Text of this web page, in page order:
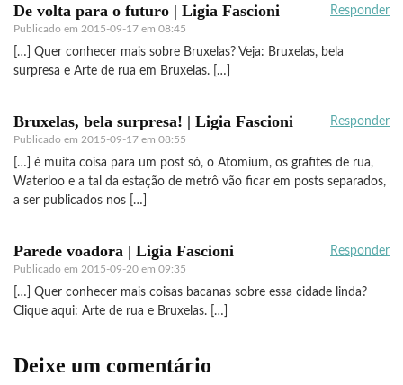
De volta para o futuro | Ligia Fascioni
Publicado em 2015-09-17 em 08:45
Responder
[…] Quer conhecer mais sobre Bruxelas? Veja: Bruxelas, bela
surpresa e Arte de rua em Bruxelas. […]
Bruxelas, bela surpresa! | Ligia Fascioni
Publicado em 2015-09-17 em 08:55
Responder
[…] é muita coisa para um post só, o Atomium, os grafites de rua,
Waterloo e a tal da estação de metrô vão ficar em posts separados,
a ser publicados nos […]
Parede voadora | Ligia Fascioni
Publicado em 2015-09-20 em 09:35
Responder
[…] Quer conhecer mais coisas bacanas sobre essa cidade linda?
Clique aqui: Arte de rua e Bruxelas. […]
Deixe um comentário